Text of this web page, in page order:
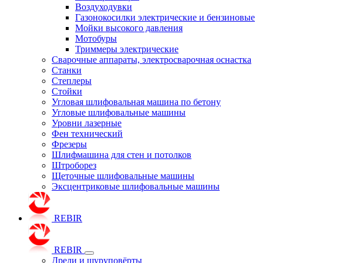
Воздуходувки
Газонокосилки электрические и бензиновые
Мойки высокого давления
Мотобуры
Триммеры электрические
Сварочные аппараты, электросварочная оснастка
Станки
Степлеры
Стойки
Угловая шлифовальная машина по бетону
Угловые шлифовальные машины
Уровни лазерные
Фен технический
Фрезеры
Шлифмашина для стен и потолков
Штроборез
Щеточные шлифовальные машины
Эксцентриковые шлифовальные машины
REBIR
REBIR
Дрели и шуруповёрты